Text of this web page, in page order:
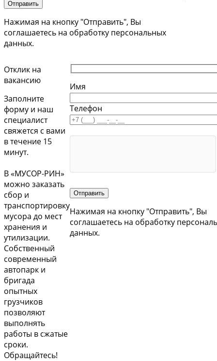
Нажимая на кнопку "Отправить", Вы
соглашаетесь на обработку персональных
данных.
Отклик на
вакансию
Заполните
форму и наш
специалист
свяжется с вами
в течение 15
минут.
В «МУСОР-РИН»
можно заказать
сбор и
транспортировку
мусора до мест
хранения и
утилизации.
Собственный
современный
автопарк и
бригада
опытных
грузчиков
позволяют
выполнять
работы в сжатые
сроки.
Обращайтесь!
Имя
Телефон
Нажимая на кнопку "Отправить", Вы
соглашаетесь на обработку
данных.